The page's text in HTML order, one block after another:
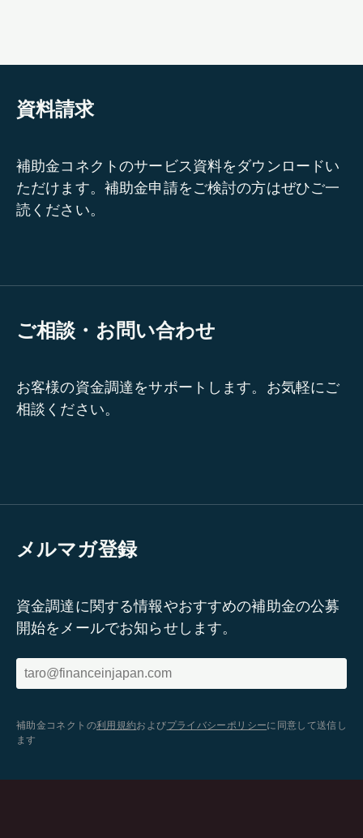
資料請求
補助金コネクトのサービス資料をダウンロードい
ただけます。補助金申請をご検討の方はぜひご一
読ください。
ご相談・お問い合わせ
お客様の資金調達をサポートします。お気軽にご
相談ください。
メルマガ登録
資金調達に関する情報やおすすめの補助金の公募
開始をメールでお知らせします。
補助金コネクトの利用規約およびプライバシーポリシーに同意して送信し
ます